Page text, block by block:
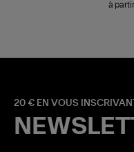
à
20 € EN VOUS